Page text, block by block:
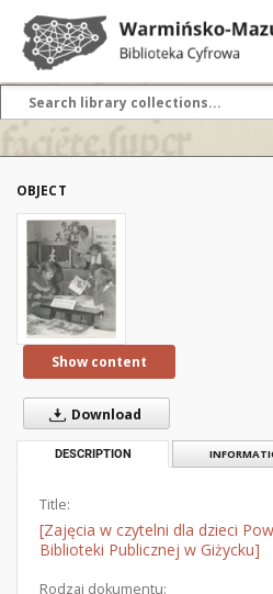
OBJECT
Show content
Download
DESCRIPTION
Title:
[Zajęcia w czytelni dla dzieci
Biblioteki Publicznej w Giżycku]
Rodzaj dokumentu: